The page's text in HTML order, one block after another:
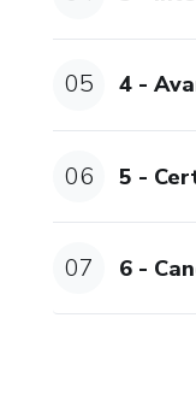
05 4 -
06 5 -
07 6 -